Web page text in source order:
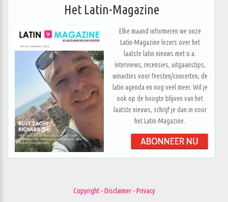
Het Latin-Magazine
Elke maand informeren we onze
Latin-Magazine lezers over het
laatste latin nieuws met o.a.
interviews, recensies, uitgaanstips,
winacties voor feesten/concerten, de
latin agenda en nog veel meer. Wil je
ook op de hoogte blijven van het
laatste nieuws, schrijf je dan in voor
het Latin-Magazine.
Copyright - Disclaimer - Privacy